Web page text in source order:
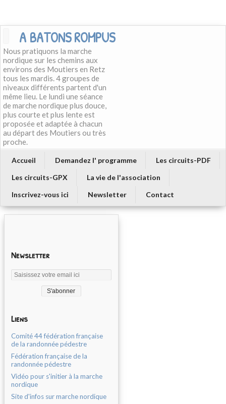
A BATONS ROMPUS
Nous pratiquons la marche
nordique sur les chemins aux
environs des Moutiers en Retz
tous les mardis. 4 groupes de
niveaux différents partent d'un
même lieu. Le lundi une séance
de marche nordique plus douce,
plus courte et plus lente est
proposée et adaptée à chacun
au départ des Moutiers ou très
proche.
Accueil Demandez l' programme
Les circuits-PDF
Les circuits-GPX
La vie de l'association
Inscrivez-vous ici
Newsletter Contact
Newsletter
Liens
Comité 44 fédération française
de la randonnée pédestre
Fédération française de la
randonnée pédestre
Vidéo pour s'initier à la marche
nordique
Site d'infos sur marche nordique